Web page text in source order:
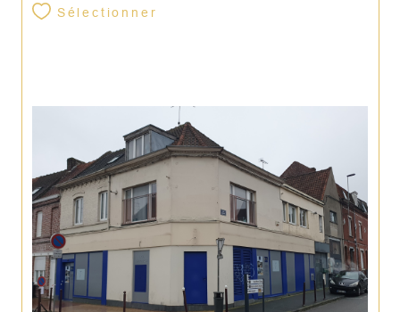
Sélectionner